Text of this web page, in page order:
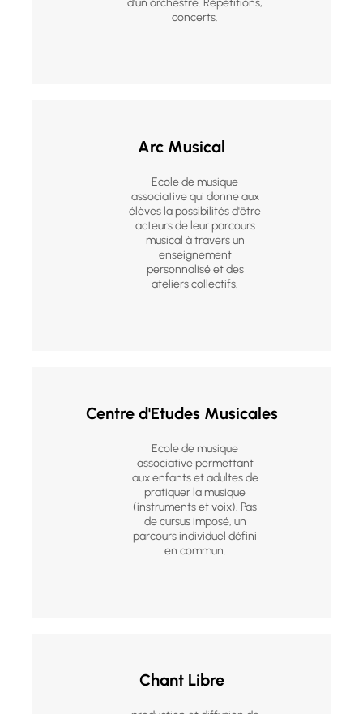
d'un orchestre. Répétitions,
concerts.
Arc Musical
Ecole de musique
associative qui donne aux
élèves la possibilités d'être
acteurs de leur parcours
musical à travers un
enseignement
personnalisé et des
ateliers collectifs.
Centre d'Etudes Musicales
Ecole de musique
associative permettant
aux enfants et adultes de
pratiquer la musique
(instruments et voix). Pas
de cursus imposé, un
parcours individuel défini
en commun.
Chant Libre